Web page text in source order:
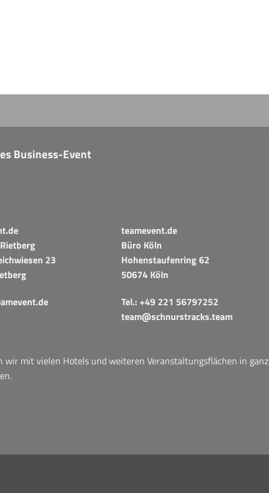
Business-Event
23
teamevent.de
Büro Köln
Hohenstaufenring 62
50674 Köln
Tel.:+49 221 56797252
team@schnurstracks.team
mit vielen Hotels und weiteren Veranstaltungsflächen in